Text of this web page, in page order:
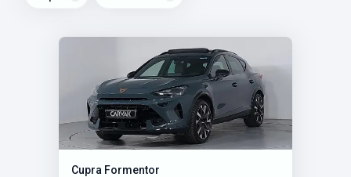
Cupra Formentor